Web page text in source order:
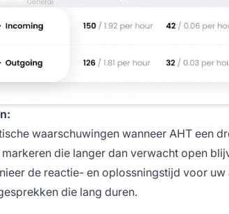
waarschuwingen wanneer AHT een
die langer dan verwacht open
de reactie- en oplossningstijd voor
die lang duren.